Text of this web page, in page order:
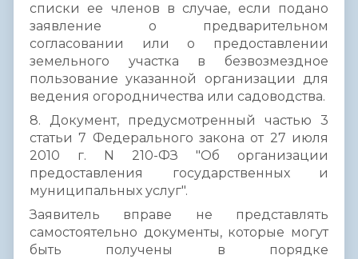
списки ее членов в случае, если подано
заявление о предварительном
согласовании или о предоставлении
земельного участка в безвозмездное
пользование указанной организации для
ведения огородничества или садоводства.
8. Документ, предусмотренный частью 3
статьи 7 Федерального закона от 27 июля
2010 г. N 210-ФЗ "Об организации
предоставления государственных и
муниципальных услуг".
Заявитель вправе не представлять
самостоятельно документы, которые могут
быть получены в порядке